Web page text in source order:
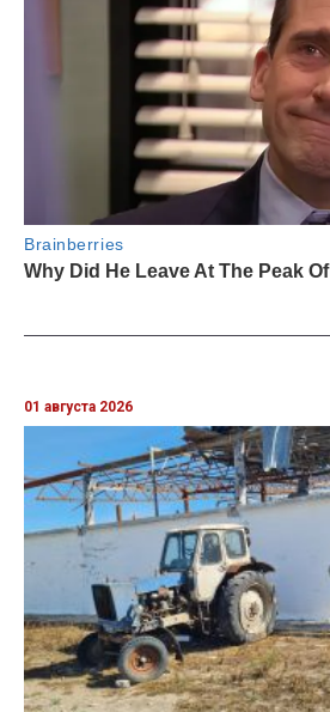
01 августа 2026